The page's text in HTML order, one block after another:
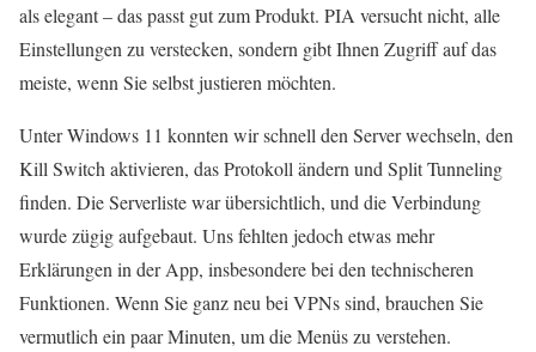
als elegant – das passt gut zum Produkt. PIA versucht nicht, alle
Einstellungen zu verstecken, sondern gibt Ihnen Zugriff auf das
meiste, wenn Sie selbst justieren möchten.
Unter Windows 11 konnten wir schnell den Server wechseln, den
Kill Switch aktivieren, das Protokoll ändern und Split Tunneling
finden. Die Serverliste war übersichtlich, und die Verbindung
wurde zügig aufgebaut. Uns fehlten jedoch etwas mehr
Erklärungen in der App, insbesondere bei den technischeren
Funktionen. Wenn Sie ganz neu bei VPNs sind, brauchen Sie
vermutlich ein paar Minuten, um die Menüs zu verstehen.